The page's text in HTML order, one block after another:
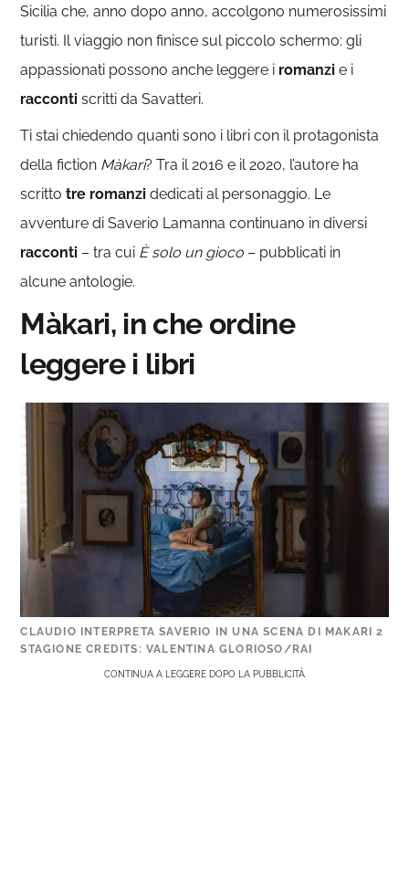
Sicilia che, anno dopo anno, accolgono numerosissimi
turisti. Il viaggio non finisce sul piccolo schermo: gli
appassionati possono anche leggere i romanzi e i
racconti scritti da Savatteri.
Ti stai chiedendo quanti sono i libri con il protagonista
della fiction Màkari? Tra il 2016 e il 2020, l’autore ha
scritto tre romanzi dedicati al personaggio. Le
avventure di Saverio Lamanna continuano in diversi
racconti – tra cui È solo un gioco – pubblicati in
alcune antologie.
Màkari, in che ordine
leggere i libri
CLAUDIO INTERPRETA SAVERIO IN UNA SCENA DI MAKARI 2
STAGIONE CREDITS: VALENTINA GLORIOSO/RAI
CONTINUA A LEGGERE DOPO LA PUBBLICITÀ